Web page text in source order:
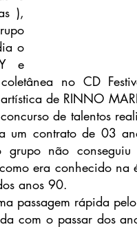
),
o
e
no CD
de RINNO
de talentos
um contrato de 03
não
era conhecido na
anos 90.
passagem rápida
com o passar dos